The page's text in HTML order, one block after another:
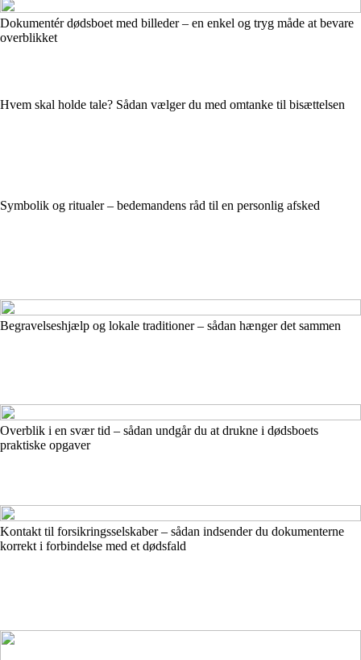
Dokumentér dødsboet med billeder – en enkel og tryg måde at bevare
overblikket
Hvem skal holde tale? Sådan vælger du med omtanke til bisættelsen
Symbolik og ritualer – bedemandens råd til en personlig afsked
Begravelseshjælp og lokale traditioner – sådan hænger det sammen
Overblik i en svær tid – sådan undgår du at drukne i dødsboets
praktiske opgaver
Kontakt til forsikringsselskaber – sådan indsender du dokumenterne
korrekt i forbindelse med et dødsfald